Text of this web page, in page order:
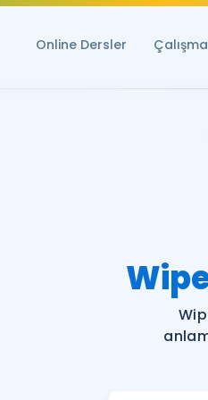
Online Dersler